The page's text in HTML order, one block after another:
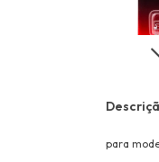
para